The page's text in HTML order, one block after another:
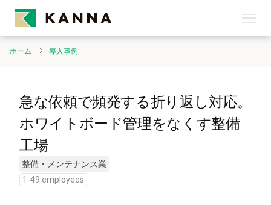
ホーム 導入事例
急な依頼で頻発する折り返し対応。
ホワイトボード管理をなくす整備
工場
整備・メンテナンス業
1-49 employees